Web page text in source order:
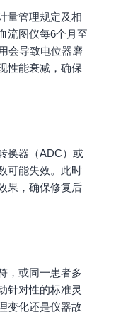
量管理规定及相
流图仪每6个月至
会导致电位器磨
性能衰减，确保
换器（ADC）或
可能失效。此时
果，确保修复后
，或同一患者多
针对性的标准灵
变化还是仪器故